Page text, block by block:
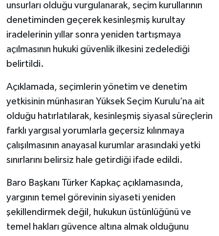
unsurları olduğu vurgulanarak, seçim kurullarının
denetiminden geçerek kesinleşmiş kurultay
iradelerinin yıllar sonra yeniden tartışmaya
açılmasının hukuki güvenlik ilkesini zedelediği
belirtildi.
Açıklamada, seçimlerin yönetim ve denetim
yetkisinin münhasıran Yüksek Seçim Kurulu’na ait
olduğu hatırlatılarak, kesinleşmiş siyasal süreçlerin
farklı yargısal yorumlarla geçersiz kılınmaya
çalışılmasının anayasal kurumlar arasındaki yetki
sınırlarını belirsiz hale getirdiği ifade edildi.
Baro Başkanı Türker Kapkaç açıklamasında,
yargının temel görevinin siyaseti yeniden
şekillendirmek değil, hukukun üstünlüğünü ve
temel hakları güvence altına almak olduğunu